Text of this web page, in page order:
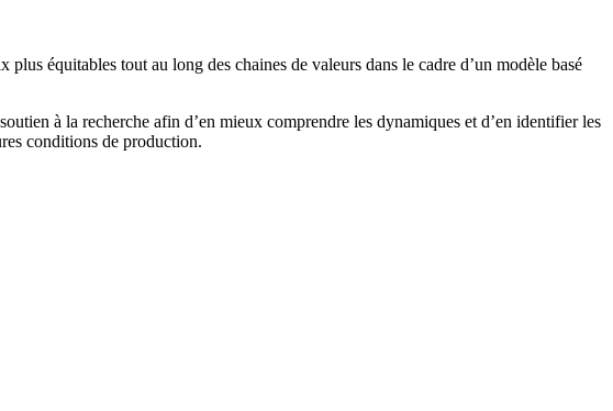
équitables tout au long des chaines de valeurs dans le cadre d’un modèle basé
à la recherche afin d’en mieux comprendre les dynamiques et d’en identifier les
conditions de production.